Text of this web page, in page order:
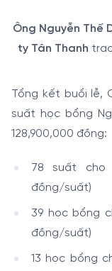
Ông Nguyễn Thế
ty Tân Thanh
Tổng kết buổi lễ,
suất học bổng
128,900,000 đồng:
78 suất cho
đồng/suất)
39 học bổng
đồng/suất)
13 học bổng